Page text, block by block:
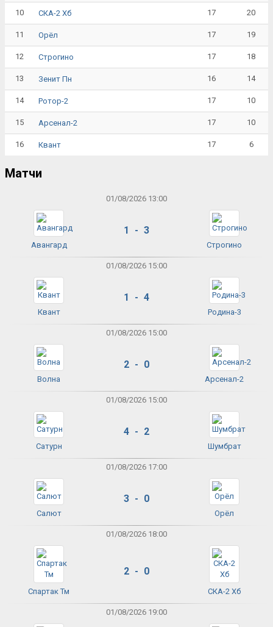
10 СКА-2 Хб 17 20
11 Орёл 17 19
12 Строгино 17 18
13 Зенит Пн 16 14
14 Ротор-2 17 10
15 Арсенал-2 17 10
16 Квант 17 6
Матчи
01/08/2026 13:00
Авангард
1 - 3
Строгино
01/08/2026 15:00
Квант
1 - 4
Родина-3
01/08/2026 15:00
Волна
2 - 0
Арсенал-2
01/08/2026 15:00
Сатурн
4 - 2
Шумбрат
01/08/2026 17:00
Салют
3 - 0
Орёл
01/08/2026 18:00
Спартак Тм
2 - 0
СКА-2 Хб
01/08/2026 19:00